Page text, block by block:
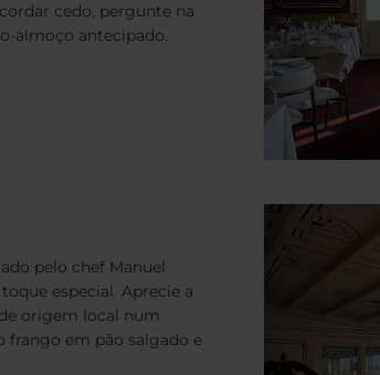
cedo, pergunte na
almoço antecipado.
pelo chef Manuel
especial. Aprecie a
origem local num
frango em pão salgado e